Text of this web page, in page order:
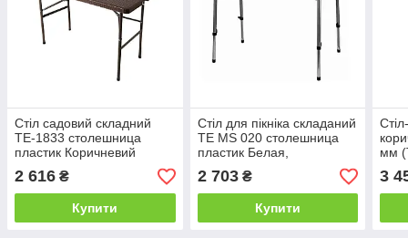
Стіл садовий складний
ТЕ-1833 столешница
пластик Коричневий
1220*600*740 мм (ТМ
Time Eco)
2 616 ₴
Купити
Стіл для пікніка складаний
TE MS 020 столешница
пластик Белая,
1200*600*700 мм (Time
Eco TM)
2 703₴
Купити
мм
3